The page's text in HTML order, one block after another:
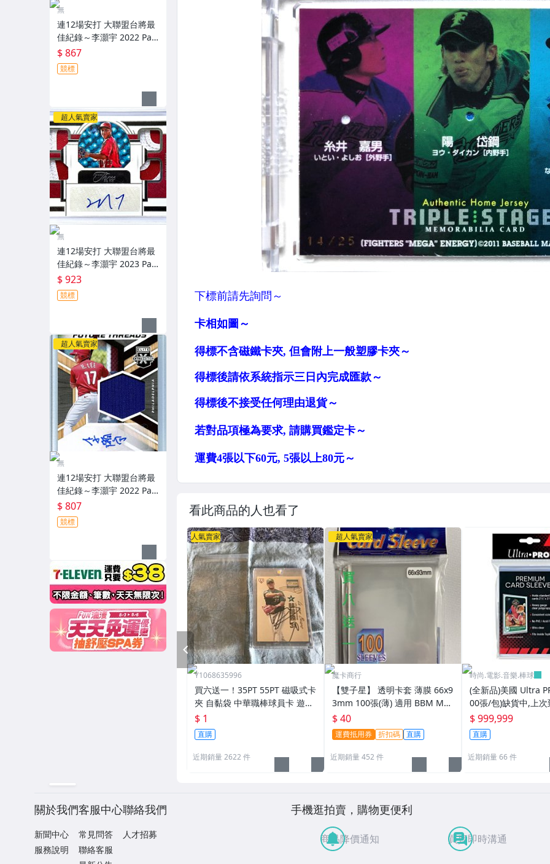
看此商品的人也看了
人氣賣家
Y1068635996
買六送一！35PT 55PT 磁吸式卡
夾 自黏袋 中華職棒球員卡 遊戲
王 寶可夢PTCG 漫威 ultra pro
可用
$ 1
直購
近期銷量 2622 件
超人氣賣家
魔卡商行
【雙子星】 透明卡套 薄膜 66x9
3mm 100張(薄) 適用 BBM MLB
Topps CPBL 球員卡
$ 40
運費抵用券 折扣碼 直購
近期銷量 452 件
時尚.電影.音樂.棒球
(全新品)美國 Ultra
00張/包)缺貨中,上
025/6/26
$ 999,999
直購
近期銷量 66 件
PREV
無
連12場安打 大聯盟台將最
佳紀錄～李灝宇 2022 Pan
ini Prizm Draft Picks 亮面
新人簽名鑑定卡 RC PSA 9
～
$ 867
競標
超人氣賣家
無
連12場安打 大聯盟台將最
佳紀錄～李灝宇 2023 Pan
ini Three And Two 限量2
5張新人原封四球衣簽名卡
Patch～
$ 923
競標
超人氣賣家
無
連12場安打 大聯盟台將最
佳紀錄～李灝宇 2022 Pan
ini Elite Extra Edition 實
戰球衣簽名卡～
$ 807
競標
關於我們
新聞中心
服務說明
客服中心
常見問答
聯絡客服
聯絡我們
人才招募
手機逛拍賣，購物更便利
商品降價通知 買賣即時溝通